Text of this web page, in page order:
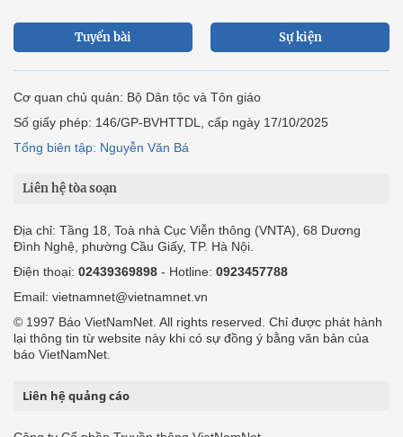
Tuyến bài Sự kiện
Cơ quan chủ quản: Bộ Dân tộc và Tôn giáo
Số giấy phép: 146/GP-BVHTTDL, cấp ngày 17/10/2025
Tổng biên tập: Nguyễn Văn Bá
Liên hệ tòa soạn
Địa chỉ: Tầng 18, Toà nhà Cục Viễn thông (VNTA), 68 Dương
Đình Nghệ, phường Cầu Giấy, TP. Hà Nội.
Điện thoại: 02439369898 - Hotline: 0923457788
Email: vietnamnet@vietnamnet.vn
© 1997 Báo VietNamNet. All rights reserved. Chỉ được phát hành
lại thông tin từ website này khi có sự đồng ý bằng văn bản của
báo VietNamNet.
Liên hệ quảng cáo